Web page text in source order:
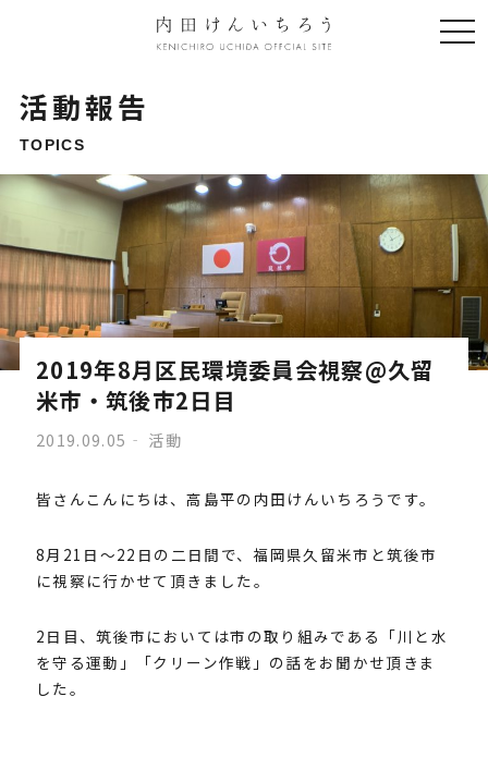
活動報告
TOPICS
2019年8月区民環境委員会視察@久留
米市・筑後市2日目
2019.09.05 活動
皆さんこんにちは、高島平の内田けんいちろうです。
8月21日〜22日の二日間で、福岡県久留米市と筑後市
に視察に行かせて頂きました。
2日目、筑後市においては市の取り組みである「川と水
を守る運動」「クリーン作戦」の話をお聞かせ頂きま
した。